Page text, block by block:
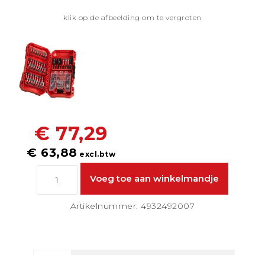
klik op de afbeelding om te vergroten
€ 77,29
€ 63,88 excl.btw
Artikelnummer: 4932492007